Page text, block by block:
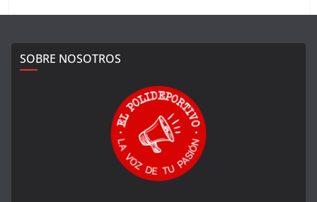
SOBRE NOSOTROS